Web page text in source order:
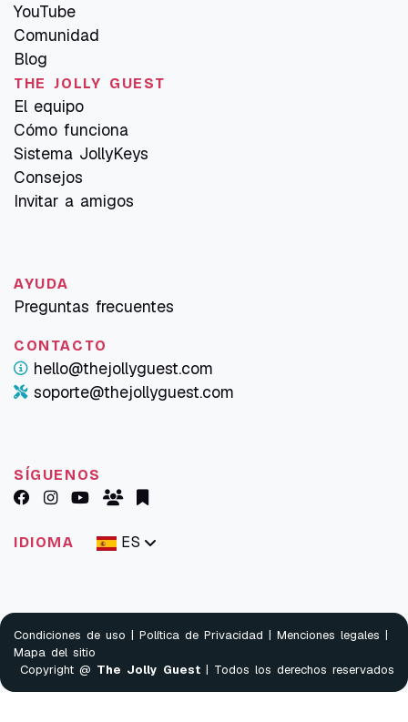
YouTube
Comunidad
Blog
THE JOLLY GUEST
El equipo
Cómo funciona
Sistema JollyKeys
Consejos
Invitar a amigos
AYUDA
Preguntas frecuentes
CONTACTO
hello@thejollyguest.com
soporte@thejollyguest.com
SÍGUENOS
IDIOMA ES
Condiciones de uso | Política de Privacidad | Menciones legales |
Mapa del sitio
Copyright @ The Jolly Guest | Todos los derechos reservados